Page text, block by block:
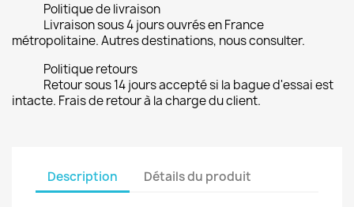
Politique de livraison
Livraison sous 4 jours ouvrés en France
métropolitaine. Autres destinations, nous consulter.
Politique retours
Retour sous 14 jours accepté si la bague d'essai est
intacte. Frais de retour à la charge du client.
Description Détails du produit